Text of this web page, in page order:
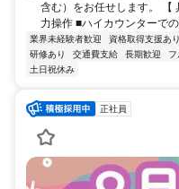
含む）をお任せします。 【
力操作 ■ハイカウンターで
業界未経験者歓迎 資格取得支援あり
研修あり
交通費支給 長期歓迎
土日祝休み
正社員